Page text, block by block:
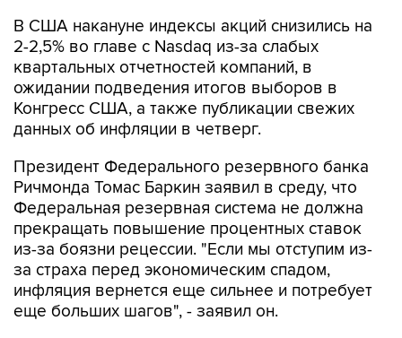
В США накануне индексы акций снизились на
2-2,5% во главе с Nasdaq из-за слабых
квартальных отчетностей компаний, в
ожидании подведения итогов выборов в
Конгресс США, а также публикации свежих
данных об инфляции в четверг.
Президент Федерального резервного банка
Ричмонда Томас Баркин заявил в среду, что
Федеральная резервная система не должна
прекращать повышение процентных ставок
из-за боязни рецессии. "Если мы отступим из-
за страха перед экономическим спадом,
инфляция вернется еще сильнее и потребует
еще больших шагов", - заявил он.